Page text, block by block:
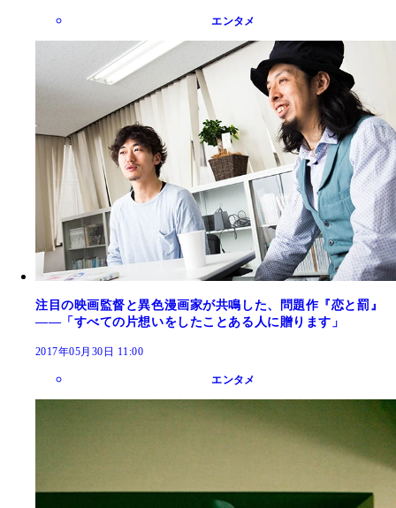
エンタメ
注目の映画監督と異色漫画家が共鳴した、問題作『恋と罰』
――「すべての片想いをしたことある人に贈ります」
2017年05月30日 11:00
エンタメ